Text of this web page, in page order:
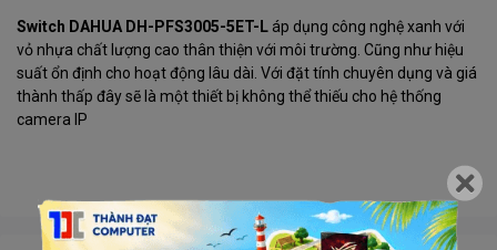
Switch DAHUA DH-PFS3005-5ET-L áp dụng công nghệ xanh với
vỏ nhựa chất lượng cao thân thiện với môi trường. Cũng như hiệu
suất ổn định cho hoạt động lâu dài. Với đặt tính chuyên dụng và giá
thành thấp đây sẽ là một thiết bị không thể thiếu cho hệ thống
camera IP